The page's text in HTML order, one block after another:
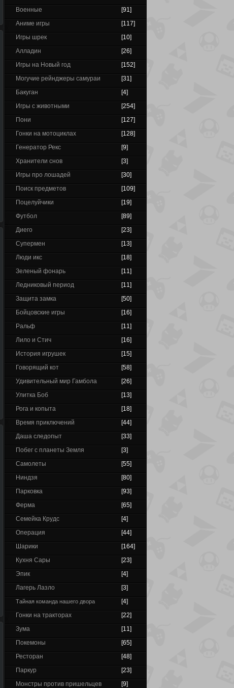
Военные
[91]
Аниме игры
[117]
Игры шрек
[10]
Алладин
[26]
Игры на Новый год
[152]
Могучие рейнджеры самураи
[31]
Бакуган
[4]
Игры с животными
[254]
Пони
[127]
Гонки на мотоциклах
[128]
Генератор Рекс
[9]
Хранители снов
[3]
Игры про лошадей
[30]
Поиск предметов
[109]
Поцелуйчики
[19]
Футбол
[89]
Диего
[23]
Супермен
[13]
Люди икс
[18]
Зеленый фонарь
[11]
Ледниковый период
[11]
Защита замка
[50]
Бойцовские игры
[16]
Ральф
[11]
Лило и Стич
[16]
История игрушек
[15]
Говорящий кот
[58]
Удивительный мир Гамбола
[26]
Улитка Боб
[13]
Рога и копыта
[18]
Время приключений
[44]
Даша следопыт
[33]
Побег с планеты Земля
[3]
Самолеты
[55]
Ниндзя
[80]
Парковка
[93]
Ферма
[65]
Семейка Крудс
[4]
Операция
[44]
Шарики
[164]
Кухня Сары
[23]
Эпик
[4]
Лагерь Лазло
[3]
Тайная команда нашего двора
[4]
Гонки на тракторах
[22]
Зума
[11]
Покемоны
[65]
Ресторан
[48]
Паркур
[23]
Монстры против пришельцев
[9]